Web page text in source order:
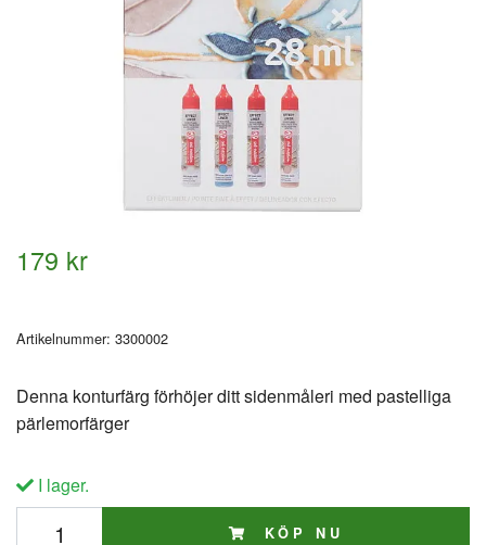
179 kr
Artikelnummer: 3300002
Denna konturfärg förhöjer ditt sidenmåleri med pastelliga
pärlemorfärger
I lager.
KÖP NU